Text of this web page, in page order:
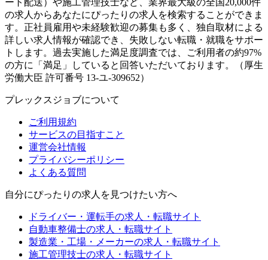
ート配送）や施工管理技士など、業界最大級の全国20,000件
の求人からあなたにぴったりの求人を検索することができま
す。正社員雇用や未経験歓迎の募集も多く、独自取材による
詳しい求人情報が確認でき、失敗しない転職・就職をサポー
トします。過去実施した満足度調査では、ご利用者の約97%
の方に「満足」していると回答いただいております。（厚生
労働大臣 許可番号 13-ユ-309652）
プレックスジョブについて
ご利用規約
サービスの目指すこと
運営会社情報
プライバシーポリシー
よくある質問
自分にぴったりの求人を見つけたい方へ
ドライバー・運転手の求人・転職サイト
自動車整備士の求人・転職サイト
製造業・工場・メーカーの求人・転職サイト
施工管理技士の求人・転職サイト